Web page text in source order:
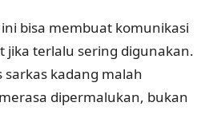
bisa membuat komunikasi
jika terlalu sering digunakan.
kadang malah
dipermalukan, bukan